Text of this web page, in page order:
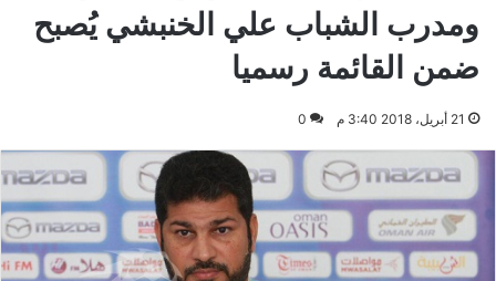
ومدرب الشباب علي الخنبشي يُصبح
ضمن القائمة رسميا
21 أبريل، 2018 3:40 م 0